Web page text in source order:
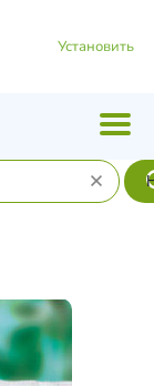
Установить